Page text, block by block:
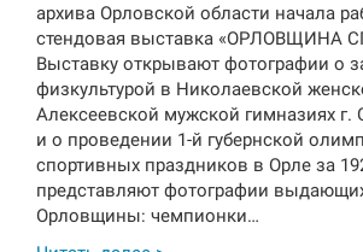
архива Орловской области начала
стендовая выставка «ОРЛОВЩИНА
Выставку открывают фотографии о
физкультурой в Николаевской
Алексеевской мужской гимназиях г.
и о проведении 1-й губернской
спортивных праздников в Орле за
представляют фотографии
Орловщины: чемпионки…